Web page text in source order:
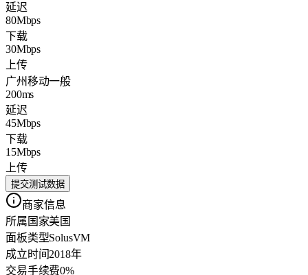
延迟
80Mbps
下载
30Mbps
上传
广州移动一般
200ms
延迟
45Mbps
下载
15Mbps
上传
提交测试数据
商家信息
所属国家美国
面板类型SolusVM
成立时间2018年
交易手续费0%